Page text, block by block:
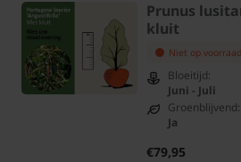
Prunus
kluit
Niet op voorraad
Bloeitijd:
Juni - Juli
Groenblijvend:
Ja
€79,95